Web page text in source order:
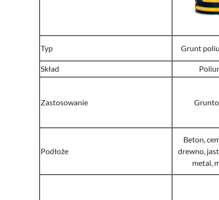
Typ Grunt
Skład
Zastosowanie
Podłoże
Beton,
drewno,
metal,